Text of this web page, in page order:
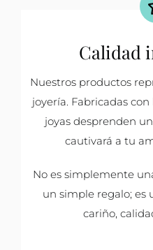
Calidad
Nuestros productos
joyería. Fabricadas
joyas desprenden
cautivará a tu
No es simplemente
un simple regalo; es
cariño,